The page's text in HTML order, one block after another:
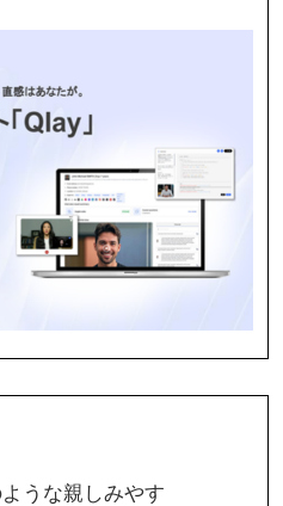
うな親しみやす